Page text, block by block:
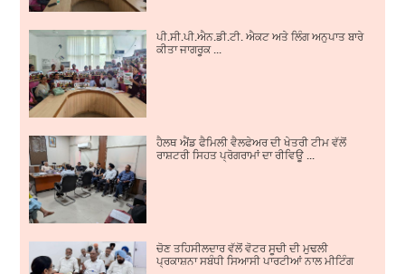
ਪੀ.ਸੀ.ਪੀ.ਐਨ.ਡੀ.ਟੀ. ਐਕਟ ਅਤੇ ਲਿੰਗ ਅਨੁਪਾਤ ਬਾਰੇ
ਕੀਤਾ ਜਾਗਰੂਕ ...
ਹੈਲਥ ਐਂਡ ਫੈਮਿਲੀ ਵੈਲਫੇਅਰ ਦੀ ਖੇਤਰੀ ਟੀਮ ਵੱਲੋਂ
ਰਾਸ਼ਟਰੀ ਸਿਹਤ ਪ੍ਰੋਗਰਾਮਾਂ ਦਾ ਰੀਵਿਊ ...
ਚੋਣ ਤਹਿਸੀਲਦਾਰ ਵੱਲੋਂ ਵੋਟਰ ਸੂਚੀ ਦੀ ਮੁਢਲੀ
ਪ੍ਰਕਾਸ਼ਨਾ ਸਬੰਧੀ ਸਿਆਸੀ ਪਾਰਟੀਆਂ ਨਾਲ ਮੀਟਿੰਗ